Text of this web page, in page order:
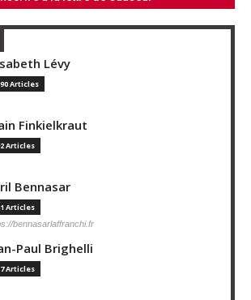
Lévy
Articles
Finkielkraut
Articles
Bennasar
Articles
bennasarlaffranchi.fr
Paul Brighelli
Articles